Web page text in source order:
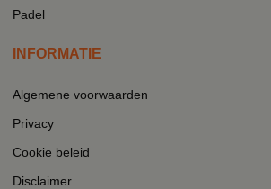
Padel
INFORMATIE
Algemene voorwaarden
Privacy
Cookie beleid
Disclaimer